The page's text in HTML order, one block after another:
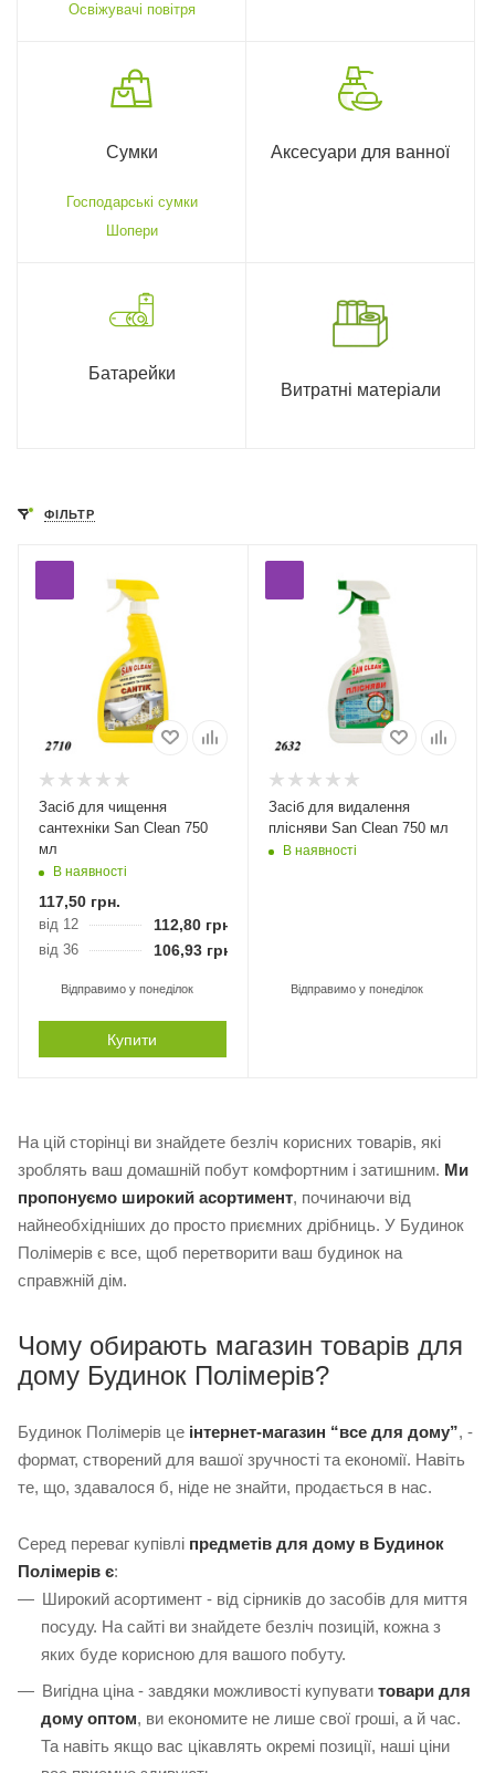
Освіжувачі повітря
Сумки
Господарські сумки
Шопери
Аксесуари для ванної
Батарейки
Витратні матеріали
ФІЛЬТР
Засіб для чищення
сантехніки San Clean 750
мл
В наявності
117,50 грн.
від 12 112,80 грн.
від 36 106,93 грн.
Відправимо у понеділок
Купити
Засіб для видалення
плісняви San Clean 750 мл
В наявності
Відправимо у понеділок
На цій сторінці ви знайдете безліч корисних товарів, які
зроблять ваш домашній побут комфортним і затишним. Ми
пропонуємо широкий асортимент, починаючи від
найнеобхідніших до просто приємних дрібниць. У Будинок
Полімерів є все, щоб перетворити ваш будинок на
справжній дім.
Чому обирають магазин товарів для
дому Будинок Полімерів?
Будинок Полімерів це інтернет-магазин “все для дому”, -
формат, створений для вашої зручності та економії. Навіть
те, що, здавалося б, ніде не знайти, продається в нас.
Серед переваг купівлі предметів для дому в Будинок
Полімерів є:
Широкий асортимент - від сірників до засобів для миття
посуду. На сайті ви знайдете безліч позицій, кожна з
яких буде корисною для вашого побуту.
Вигідна ціна - завдяки можливості купувати товари для
дому оптом, ви економите не лише свої гроші, а й час.
Та навіть якщо вас цікавлять окремі позиції, наші ціни